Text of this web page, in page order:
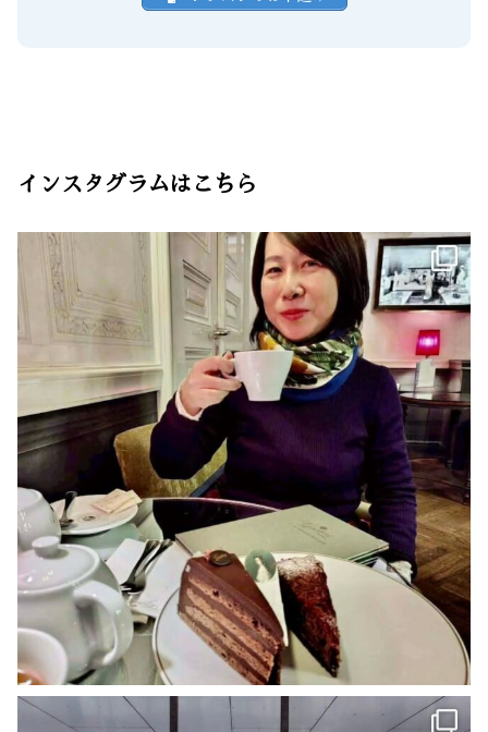
インスタグラムはこちら